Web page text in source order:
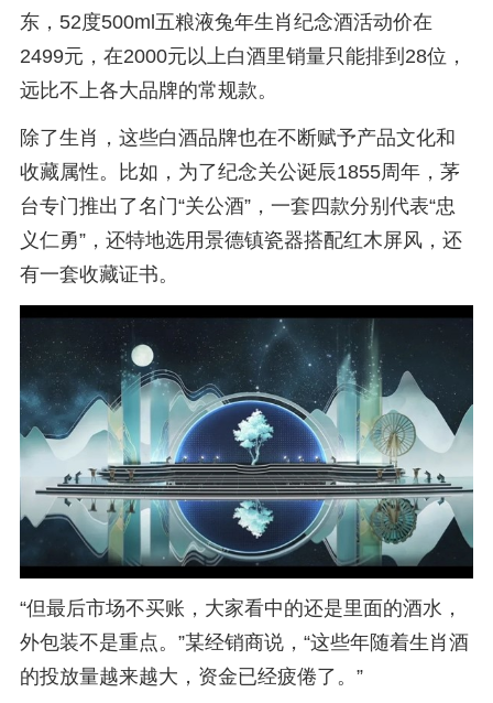
东，52度500ml五粮液兔年生肖纪念酒活动价在
2499元，在2000元以上白酒里销量只能排到28位，
远比不上各大品牌的常规款。
除了生肖，这些白酒品牌也在不断赋予产品文化和
收藏属性。比如，为了纪念关公诞辰1855周年，茅
台专门推出了名门“关公酒”，一套四款分别代表“忠
义仁勇”，还特地选用景德镇瓷器搭配红木屏风，还
有一套收藏证书。
“但最后市场不买账，大家看中的还是里面的酒水，
外包装不是重点。”某经销商说，“这些年随着生肖酒
的投放量越来越大，资金已经疲倦了。”